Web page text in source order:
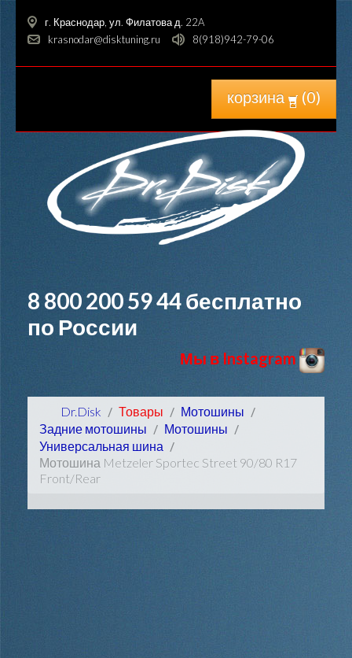
г. Краснодар, ул. Филатова д. 22A
krasnodar@disktuning.ru
8(918)942-79-06
корзина (0)
8 800 200 59 44бесплатно
по России
Мы в Instagram
Dr.Disk Товары
Мотошины
Задние мотошины
Мотошины
Универсальная шина
Мотошина Metzeler Sportec Street 90/80 R17
Front/Rear